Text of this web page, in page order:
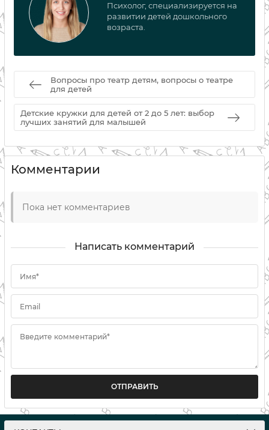
Психолог, специализируется на
развитии детей дошкольного
возраста.
Вопросы про театр детям, вопросы о театре
для детей
Детские кружки для детей от 2 до 5 лет: выбор
лучших занятий для малышей
Комментарии
Пока нет комментариев
Написать комментарий
Имя*
Email
Введите комментарий*
ОТПРАВИТЬ